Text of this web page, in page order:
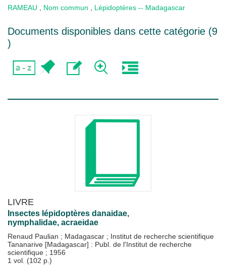
RAMEAU Nom commun Lépidoptères -- Madagascar
Documents disponibles dans cette catégorie (9
)
LIVRE
Insectes lépidoptères danaidae,
nymphalidae, acraeidae
Renaud Paulian ; Madagascar ; Institut de recherche scientifique
Tananarive [Madagascar] : Publ. de l'Institut de recherche
scientifique ; 1956
1 vol. (102 p.)